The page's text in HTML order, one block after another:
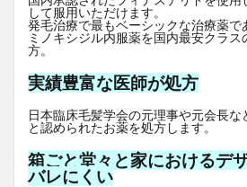
して服用いただけます。
発毛治療で最もベーシックな治療薬で
ミノキシジル内服薬を国内最安クラ
方。
実績豊富な医師が処方
日本臨床毛髪学会の元理事や元会長な
と認められたお薬を処方します。
箱ごと堂々と家におけるデ
バレにくい